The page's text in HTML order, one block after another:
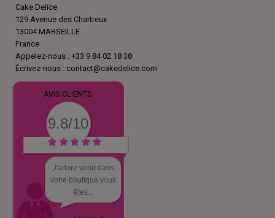
Cake Delice
129 Avenue des Chartreux
13004 MARSEILLE
France
Appelez-nous : +33 9 84 02 18 38
Écrivez-nous : contact@cakedelice.com
AVIS CLIENTS
9.8/10
J'adore venir dans
votre boutique vous
êtes...